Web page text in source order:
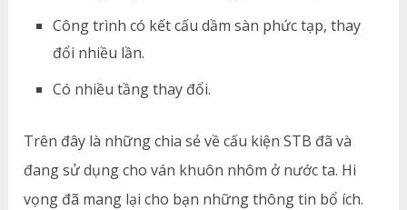
Công trình có kết cấu dầm sàn phức tạp, thay
đổi nhiều lần.
Có nhiều tầng thay đổi.
Trên đây là những chia sẻ về cấu kiện STB đã và
đang sử dụng cho ván khuôn nhôm ở nước ta. Hi
vọng đã mang lại cho bạn những thông tin bổ ích.